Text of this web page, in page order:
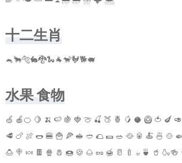
十二生肖
🐁🐂🐅🐇🐉🐍🐐🐒🐓🐕🐖
水果 食物
🍏 🍎🍊 🍋 🍌 🍉 🍇 🍓 🍈 🍒 🍑 🍍 🥭 🥥 🥝 🍅 🍆
🥩 🍗 🍖 🌭 🍔 🍟 🍕 🥪 🥙 🌮 🌯 🥗 🥘 🥫 🍝 🍜 🍲
🍮 🍭 🍬 🍫 🍿 🧂 🍩 🍪 🌰 🥜 🍯 🥛 🍼 ☕️ 🍵 🥤